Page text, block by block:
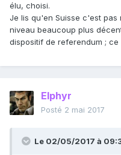
élu, choisi.
Je lis qu'en Suisse c'est
niveau beaucoup plus
dispositif de referendum ; ce
Elphyr
Posté 2 mai 2017
Le 02/05/2017 à